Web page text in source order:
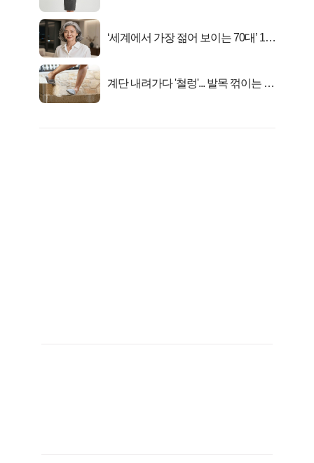
‘세계에서 가장 젊어 보이는 70대’ 1위
계단 내려가다 '철렁'... 발목 꺾이는 이